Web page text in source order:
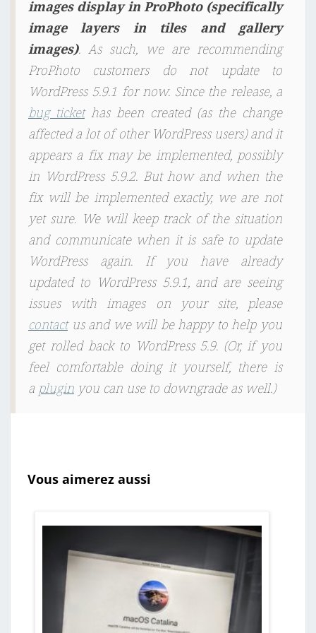
images display in ProPhoto (specifically
image layers in tiles and gallery
images). As such, we are recommending
ProPhoto customers do not update to
WordPress 5.9.1 for now. Since the release, a
bug tickethas been created (as the change
affected a lot of other WordPress users) and it
appears a fix may be implemented, possibly
in WordPress 5.9.2. But how and when the
fix will be implemented exactly, we are not
yet sure. We will keep track of the situation
and communicate when it is safe to update
WordPress again. If you have already
updated to WordPress 5.9.1, and are seeing
issues with images on your site, please
contactus and we will be happy to help you
get rolled back to WordPress 5.9. (Or, if you
feel comfortable doing it yourself, there is
a pluginyou can use to downgrade as well.)
Vous aimerez aussi